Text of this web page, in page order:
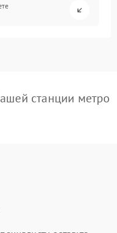
станции метро